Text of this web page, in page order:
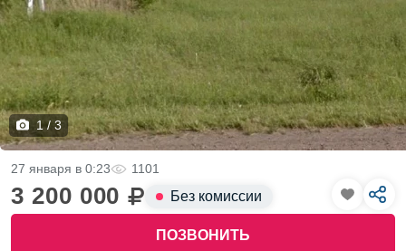
1 / 3
3 200 000 Без комиссии
ПОЗВОНИТЬ
27 января в 0:23 1101